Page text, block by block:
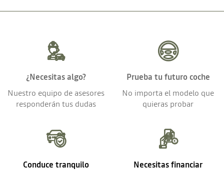
¿Necesitas algo?
Nuestro equipo de asesores
responderán tus dudas
Prueba tu futuro coche
No importa el modelo que
quieras probar
Conduce tranquilo
Necesitas financiar